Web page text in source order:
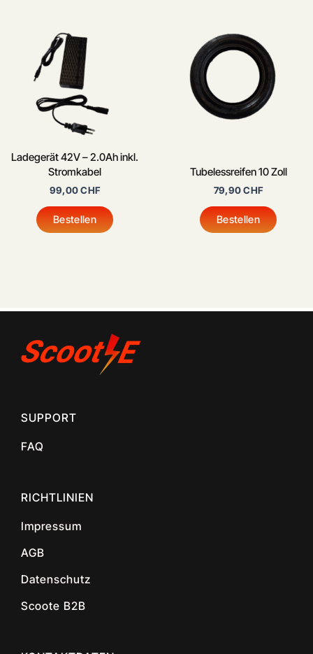
Ladegerät 42V – 2.0Ah inkl.
Stromkabel
99,00CHF
Bestellen
Tubelessreifen 10 Zoll
79,90CHF
Bestellen
SUPPORT
FAQ
RICHTLINIEN
Impressum
AGB
Datenschutz
Scoote B2B